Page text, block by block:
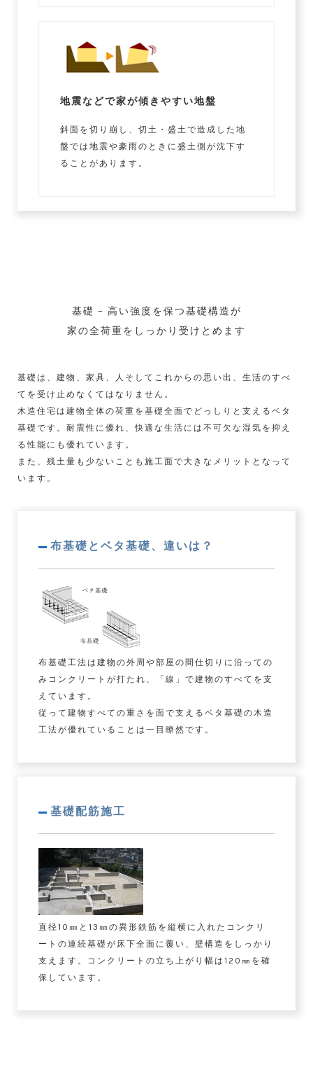
地震などで家が傾きやすい地盤
斜面を切り崩し、切土・盛土で造成した地
盤では地震や豪雨のときに盛土側が沈下す
ることがあります。
基礎 – 高い強度を保つ基礎構造が
家の全荷重をしっかり受けとめます
基礎は、建物、家具、人そしてこれからの思い出、生活のすべ
てを受け止めなくてはなりません。
木造住宅は建物全体の荷重を基礎全面でどっしりと支えるベタ
基礎です。耐震性に優れ、快適な生活には不可欠な湿気を抑え
る性能にも優れています。
また、残土量も少ないことも施工面で大きなメリットとなって
います。
布基礎とベタ基礎、違いは？
布基礎工法は建物の外周や部屋の間仕切りに沿っての
みコンクリートが打たれ、「線」で建物のすべてを支
えています。
従って建物すべての重さを面で支えるベタ基礎の木造
工法が優れていることは一目瞭然です。
基礎配筋施工
直径10㎜と13㎜の異形鉄筋を縦横に入れたコンクリ
ートの連続基礎が床下全面に覆い、壁構造をしっかり
支えます。コンクリートの立ち上がり幅は120㎜を確
保しています。